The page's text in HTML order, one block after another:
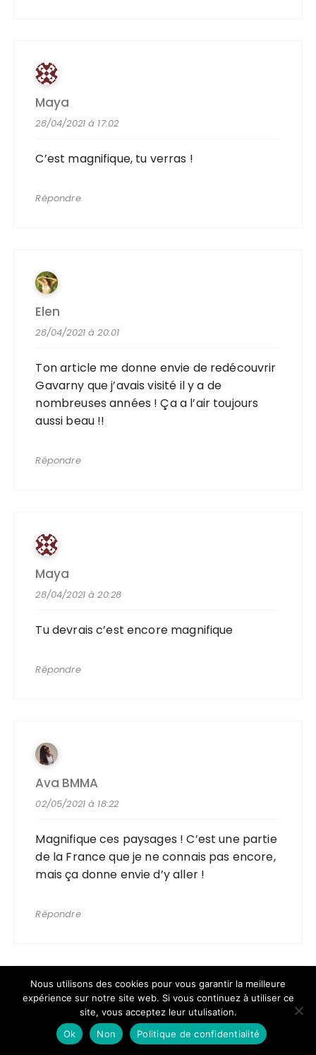
Maya
28/04/2021 à 17:02
C’est magnifique, tu verras !
Répondre
Elen
28/04/2021 à 20:01
Ton article me donne envie de redécouvrir
Gavarny que j’avais visité il y a de
nombreuses années ! Ça a l’air toujours
aussi beau !!
Répondre
Maya
28/04/2021 à 20:28
Tu devrais c’est encore magnifique
Répondre
Ava BMMA
02/05/2021 à 18:22
Magnifique ces paysages ! C’est une partie
de la France que je ne connais pas encore,
mais ça donne envie d’y aller !
Répondre
Maya
03/05/2021 à 14:54
Nous utilisons des cookies pour vous garantir la meilleure
expérience sur notre site web. Si vous continuez à utiliser ce
site, vous acceptez leur utulisation.
Ok
Non Politique de confidentialité